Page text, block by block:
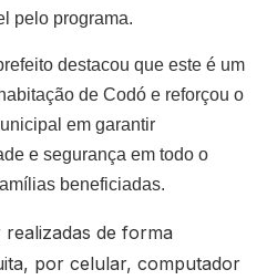
pelo programa.
destacou que este é um
de Codó e reforçou o
em garantir
e segurança em todo o
beneficiadas.
de forma
por celular, computador